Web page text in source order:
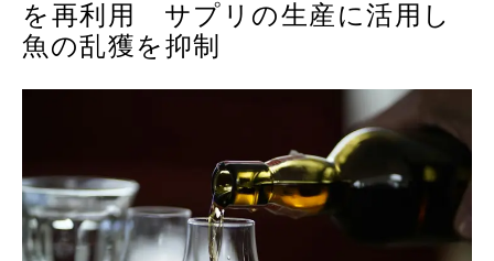
を再利用 サプリの生産に活用し
魚の乱獲を抑制